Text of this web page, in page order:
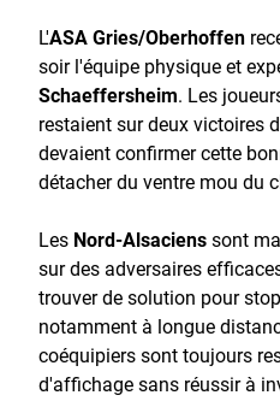
L'ASA Gries/Oberhoffen
soir l'équipe physique et
Schaeffersheim. Les
restaient sur deux victoires
devaient confirmer cette
détacher du ventre mou du
Les Nord-Alsacienssont
sur des adversaires
trouver de solution pour
notamment à longue
coéquipiers sont toujours
d'affichage sans réussir à